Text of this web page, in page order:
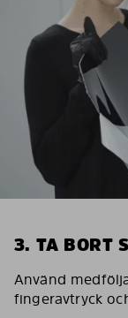
3. TA BORT
Använd
fingeravtryck